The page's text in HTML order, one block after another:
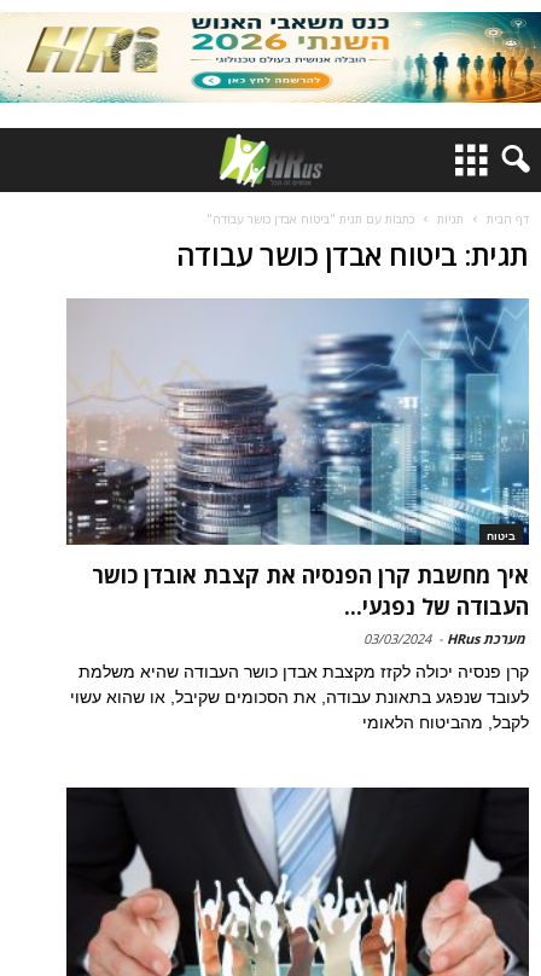
דף הבית תגיות כתבות עם תגית "ביטוח אבדן כושר עבודה"
תגית: ביטוח אבדן כושר עבודה
ביטוח
איך מחשבת קרן הפנסיה את קצבת אובדן כושר
העבודה של נפגעי...
מערכת HRus -
03/03/2024
קרן פנסיה יכולה לקזז מקצבת אבדן כושר העבודה שהיא משלמת
לעובד שנפגע בתאונת עבודה, את הסכומים שקיבל, או שהוא עשוי
לקבל, מהביטוח הלאומי